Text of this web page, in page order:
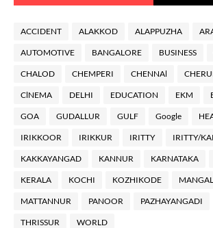
ACCIDENT ALAKKOD ALAPPUZHA
AUTOMOTIVE BANGALORE BUSINESS
CHALOD CHEMPERI CHENNAl
ClNEMA DELHI EDUCATION EKM
GOA GUDALLUR GULF Google
IRIKKOOR IRIKKUR IRITTY IRITTY/
KAKKAYANGAD KANNUR KARNATAKA
KERALA KOCHI KOZHIKODE
MATTANNUR PANOOR PAZHAYANGADI
THRISSUR WORLD